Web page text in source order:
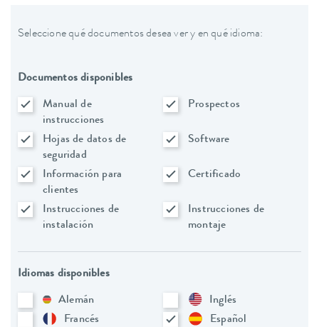
Seleccione qué documentos desea ver y en qué idioma:
Documentos disponibles
Manual de
instrucciones
Prospectos
Hojas de datos de
seguridad
Software
Información para
clientes
Certificado
Instrucciones de
instalación
Instrucciones de
montaje
Idiomas disponibles
Alemán
Inglés
Francés
Español